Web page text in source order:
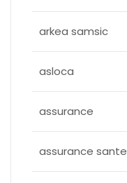
arkea samsic
asloca
assurance
assurance sante